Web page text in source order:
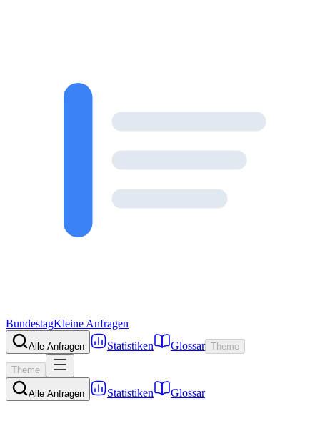
BundestagKleine Anfragen
Alle Anfragen Statistiken Glossar Theme
Theme
Alle Anfragen Statistiken Glossar